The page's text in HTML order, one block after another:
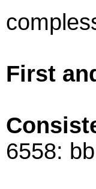
First
6558: